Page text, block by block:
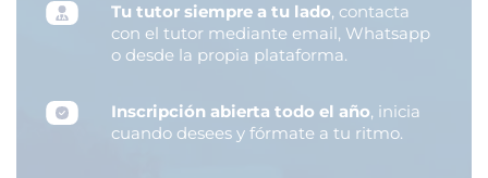
Tu tutor siempre a tu lado, contacta
con el tutor mediante email, Whatsapp
o desde la propia plataforma.
Inscripción abierta todo el año, inicia
cuando desees y fórmate a tu ritmo.